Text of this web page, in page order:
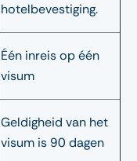
hotelbevestiging.
Één inreis op één
visum
Geldigheid van het
visum is 90 dagen